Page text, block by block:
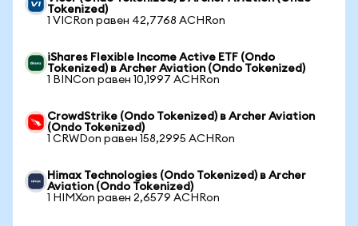
Tokenized)
1 VICRon равен 42,7768 ACHRon
iShares Flexible Income Active ETF (Ondo
Tokenized) в Archer Aviation (Ondo Tokenized)
1 BINCon равен 10,1997 ACHRon
CrowdStrike (Ondo Tokenized) в Archer Aviation
(Ondo Tokenized)
1 CRWDon равен 158,2995 ACHRon
Himax Technologies (Ondo Tokenized) в Archer
Aviation (Ondo Tokenized)
1 HIMXon равен 2,6579 ACHRon